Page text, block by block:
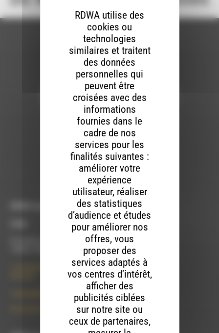
Newsletter :
Nous utilisons Brevo en tant que plateforme
marketing. En soumettant ce formulaire, vous
vous avez fournies soient transférées à
Brevo pour être traitées conformément
politique de confidentialité de Brevo.
S'INSCRIRE
RDWA vous accueille :
10h00 à 12h00 et 13h30 à 17h00
RDWA utilise des
cookies ou
technologies
similaires et traitent
des données
personnelles qui
peuvent être
croisées avec des
informations
fournies dans le
cadre de nos
services pour les
finalités suivantes :
améliorer votre
expérience
utilisateur, réaliser
des statistiques
d’audience et études
pour améliorer nos
offres, vous
proposer des
services adaptés à
vos centres d’intérêt,
afficher des
publicités ciblées
sur notre site ou
ceux de partenaires,